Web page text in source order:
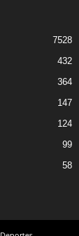
7528
432
364
147
124
99
58